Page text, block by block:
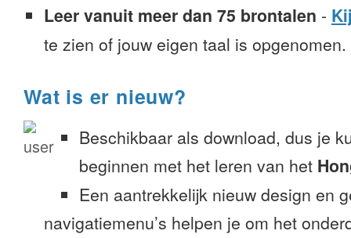
Leer vanuit meer dan 75 brontalen -
te zien of jouw eigen taal is opgenomen.
Wat is er nieuw?
Beschikbaar als download, dus je
beginnen met het leren van het
Een aantrekkelijk nieuw design en
navigatiemenu’s helpen je om het